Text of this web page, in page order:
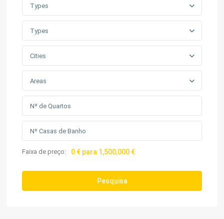
Types
Types
Cities
Areas
Faixa de preço: 0 € para 1,500,000 €
Pesquisa